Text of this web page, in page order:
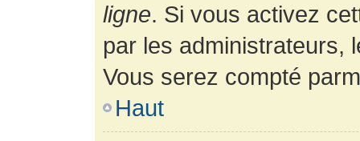
ligne. Si vous activez
par les administrateurs,
Vous serez compté
Haut